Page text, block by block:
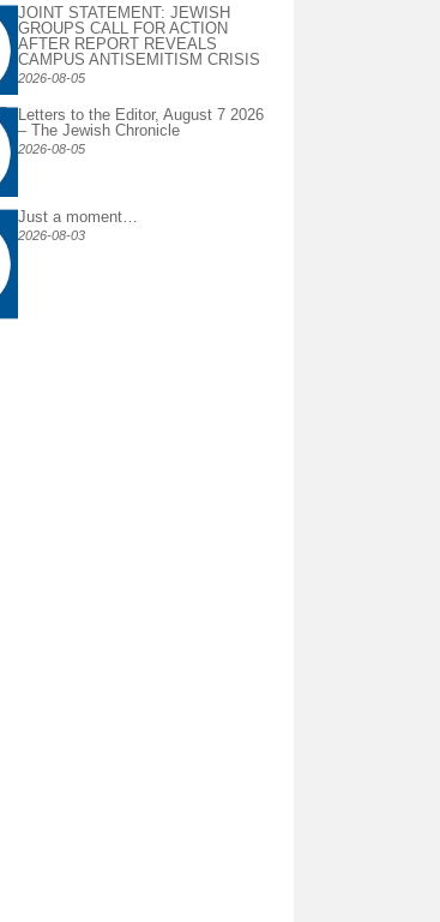
JOINT STATEMENT: JEWISH
GROUPS CALL FOR ACTION
AFTER REPORT REVEALS
CAMPUS ANTISEMITISM CRISIS
2026-08-05
Letters to the Editor, August 7 2026
– The Jewish Chronicle
2026-08-05
Just a moment…
2026-08-03